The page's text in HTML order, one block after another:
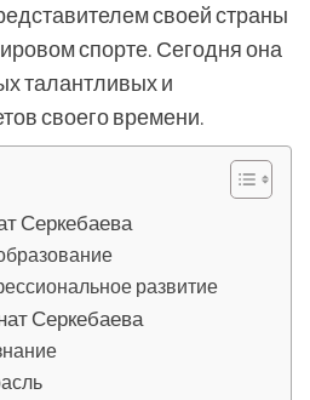
своей страны
спорте. Сегодня она
талантливых и
своего времени.
Серкебаева
развитие
Серкебаева